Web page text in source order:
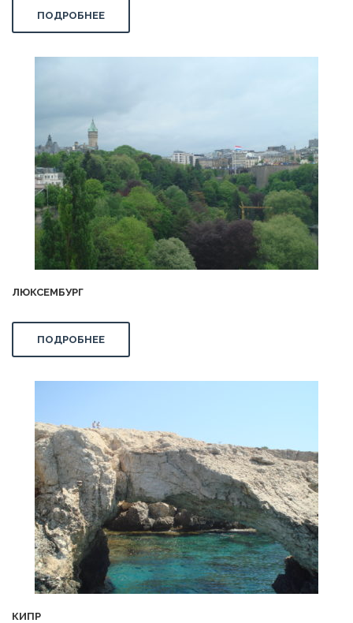
ПОДРОБНЕЕ
ЛЮКСЕМБУРГ
ПОДРОБНЕЕ
КИПР